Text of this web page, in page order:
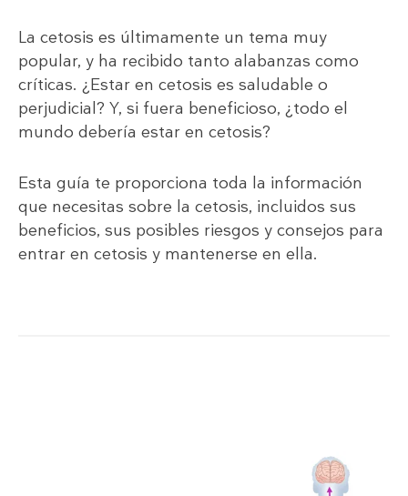
La cetosis es últimamente un tema muy
popular, y ha recibido tanto alabanzas como
críticas. ¿Estar en cetosis es saludable o
perjudicial? Y, si fuera beneficioso, ¿todo el
mundo debería estar en cetosis?
Esta guía te proporciona toda la información
que necesitas sobre la cetosis, incluidos sus
beneficios, sus posibles riesgos y consejos para
entrar en cetosis y mantenerse en ella.